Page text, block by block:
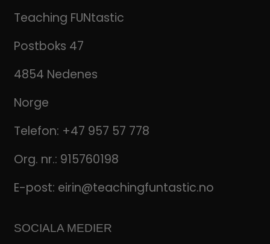
Teaching FUNtastic
Postboks 47
4854 Nedenes
Norge
Telefon: +47 957 57 778
Org. nr.: 915760198
E-post: eirin@teachingfuntastic.no
SOCIALA MEDIER